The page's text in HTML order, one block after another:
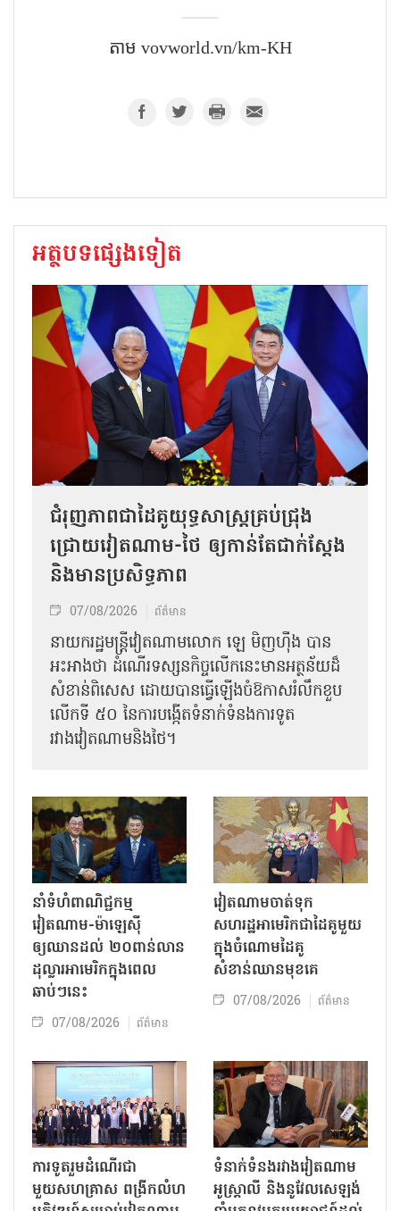
តាម​ vovworld.vn/km-KH
អត្ថបទផ្សេងទៀត
ជំរុញភាពជាដៃគូយុទ្ធសាស្ត្រគ្រប់ជ្រុង
ជ្រោយវៀតណាម-ថៃ ឲ្យកាន់តែជាក់ស្ដែង
និងមានប្រសិទ្ធភាព
07/08/2026 ព័ត៌មាន
នាយករដ្ឋមន្ត្រីវៀតណាមលោក ឡេ មិញហ៊ឹង បាន
អះអាងថា ដំណើរទស្សនកិច្ចលើកនេះមានអត្ថន័យដ៏
សំខាន់ពិសេស ដោយបានធ្វើឡើងចំឱកាសរំលឹកខួប
លើកទី ៥០ នៃការបង្កើតទំនាក់ទំនងការទូត
រវាងវៀតណាមនិងថៃ។
នាំទំហំពាណិជ្ជកម្ម
វៀតណាម-ម៉ាឡេស៊ី
ឲ្យឈានដល់ ២០ពាន់លាន
ដុល្លារអាមេរិកក្នុងពេល
ឆាប់ៗនេះ
07/08/2026 ព័ត៌មាន
វៀតណាមចាត់ទុក
សហរដ្ឋអាមេរិកជាដៃគូមួយ
ក្នុងចំណោមដៃគូ
សំខាន់ឈានមុខគេ
07/08/2026 ព័ត៌មាន
ការទូតរួមដំណើរជា
មួយសហគ្រាស ពង្រីកលំហ
ទំនាក់ទំនងរវាងវៀតណាម
អូស្ត្រាលី និងនូវែលសេឡង់